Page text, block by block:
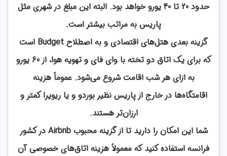
حدود 20 تا 40 یورو خواهد بود. البته این مبلغ در شهری مثل
پاریس به مراتب بیشتر است.
گزینه بعدی هتل‌های اقتصادی و به اصطلاح Budget است
که برای یک اتاق دو تخته با وای فای و تهویه هوا، از 60 یورو
به ازای هر شب اقامت شروع می‌شود. عموماً هزینه
اقامتگاه‌ها در خارج از پاریس نظیر بوردو و یا ریویرا کمتر و
ارزان‌تر هستند.
شما این امکان را دارید تا از گزینه محبوب Airbnb در کشور
فرانسه استفاده کنید که معمولاً هزینه اتاق‌های خصوصی آن